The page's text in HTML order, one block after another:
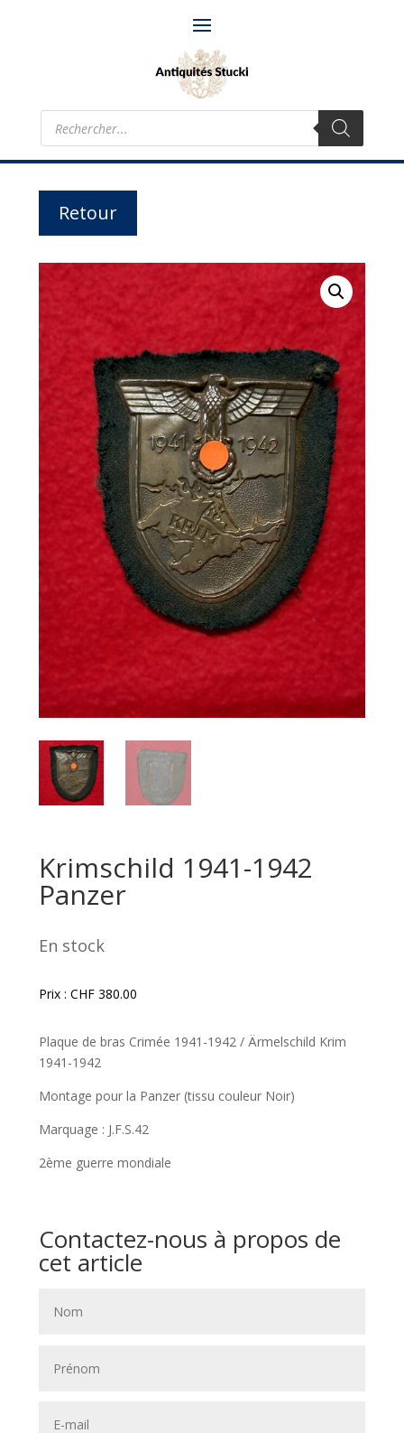
Recherche
produits
Retour
Krimschild 1941-1942
Panzer
En stock
Prix : CHF380.00
Plaque de bras Crimée 1941-1942 / Ärmelschild Krim
1941-1942
Montage pour la Panzer (tissu couleur Noir)
Marquage : J.F.S.42
2ème guerre mondiale
Contactez-nous à propos de
cet article